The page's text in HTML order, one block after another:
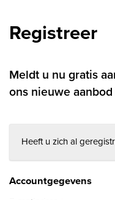
Registreer
Meldt u nu gratis
ons nieuwe
Heeft u zich al
Accountgegevens